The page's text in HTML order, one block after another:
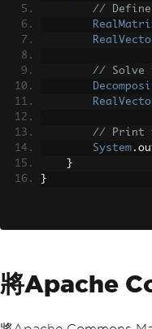
//
// Solve
// Print
System .
}
}
將Apache